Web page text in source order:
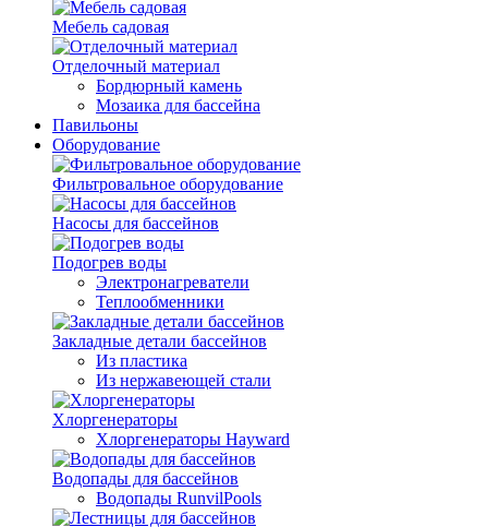
Мебель садовая
Отделочный материал
Бордюрный камень
Мозаика для бассейна
Павильоны
Оборудование
Фильтровальное оборудование
Насосы для бассейнов
Подогрев воды
Электронагреватели
Теплообменники
Закладные детали бассейнов
Из пластика
Из нержавеющей стали
Хлоргенераторы
Хлоргенераторы Hayward
Водопады для бассейнов
Водопады RunvilPools